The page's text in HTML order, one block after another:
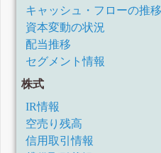
キャッシュ・フローの推移
資本変動の状況
配当推移
セグメント情報
株式
IR情報
空売り残高
信用取引情報